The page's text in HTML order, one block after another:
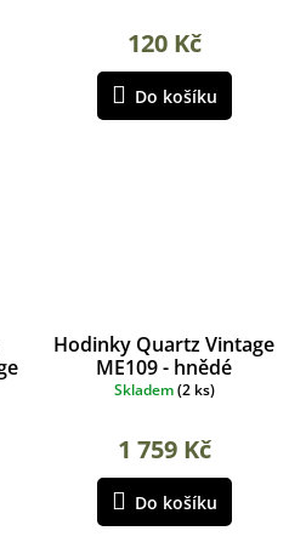
120 Kč
Do košíku
Hodinky Quartz Vintage
ME109 - hnědé
Skladem(2 ks)
1 759 Kč
Do košíku